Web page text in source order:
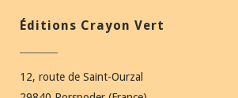
Éditions Crayon Vert
12, route de Saint-Ourzal